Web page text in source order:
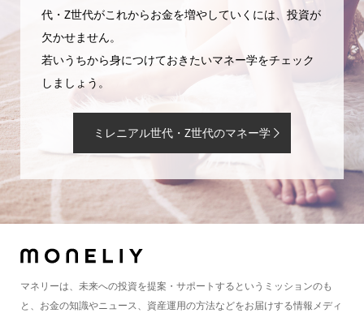
代・Z世代がこれからお金を増やしていくには、投資が
欠かせません。
若いうちから身につけておきたいマネー学をチェック
しましょう。
ミレニアル世代・Z世代のマネー学
マネリーは、未来への投資を提案・サポートするというミッションのも
と、お金の知識やニュース、資産運用の方法などをお届けする情報メディ